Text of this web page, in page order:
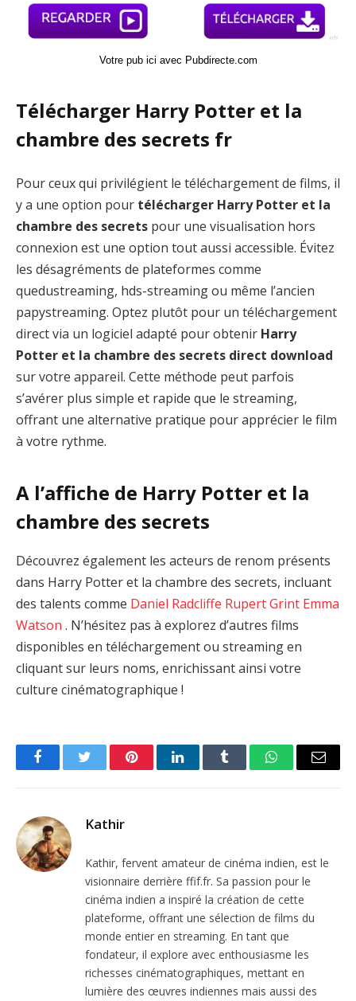
Votre pub ici avec Pubdirecte.com
Télécharger Harry Potter et la
chambre des secrets fr
Pour ceux qui privilégient le téléchargement de films, il
y a une option pour télécharger Harry Potter et la
chambre des secrets pour une visualisation hors
connexion est une option tout aussi accessible. Évitez
les désagréments de plateformes comme
quedustreaming, hds-streaming ou même l’ancien
papystreaming. Optez plutôt pour un téléchargement
direct via un logiciel adapté pour obtenir Harry
Potter et la chambre des secrets direct download
sur votre appareil. Cette méthode peut parfois
s’avérer plus simple et rapide que le streaming,
offrant une alternative pratique pour apprécier le film
à votre rythme.
A l’affiche de Harry Potter et la
chambre des secrets
Découvrez également les acteurs de renom présents
dans Harry Potter et la chambre des secrets, incluant
des talents comme Daniel Radcliffe Rupert Grint Emma
Watson . N’hésitez pas à explorez d’autres films
disponibles en téléchargement ou streaming en
cliquant sur leurs noms, enrichissant ainsi votre
culture cinématographique !
FacebookTwitter PinterestLinkedInTumblr WhatsAppEmail
Kathir
Kathir, fervent amateur de cinéma indien, est le
visionnaire derrière ffif.fr. Sa passion pour le
cinéma indien a inspiré la création de cette
plateforme, offrant une sélection de films du
monde entier en streaming. En tant que
fondateur, il explore avec enthousiasme les
richesses cinématographiques, mettant en
lumière des œuvres indiennes mais aussi des